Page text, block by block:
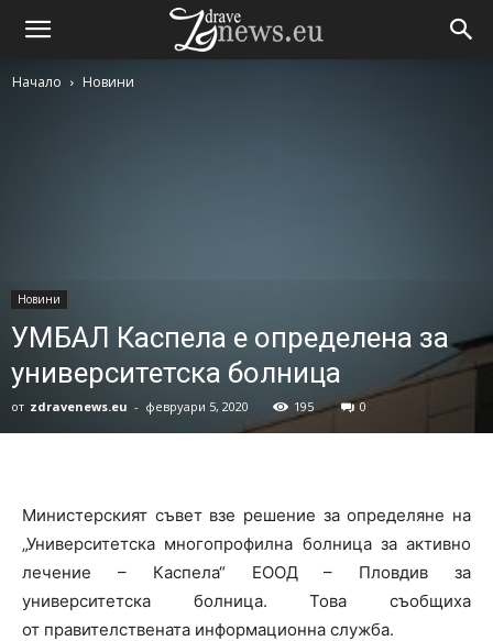
Начало Новини
Новини
УМБАЛ Каспела е определена за
университетска болница
от zdravenews.eu - февруари 5, 2020 195 0
Министерският съвет взе решение за определяне на
„Университетска многопрофилна болница за активно
лечение – Каспела“ ЕООД – Пловдив за
университетска болница. Това съобщиха
от правителствената информационна служба.